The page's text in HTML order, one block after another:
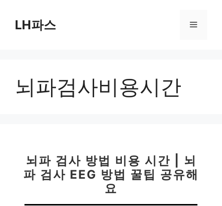
LH파스 메
뇌파검사비용시간
뇌파 검사 방법 비용 시간 | 뇌
파 검사 EEG 방법 꿀팁 공유해
요